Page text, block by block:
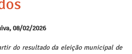
08/02/2026
do resultado da eleição municipal de